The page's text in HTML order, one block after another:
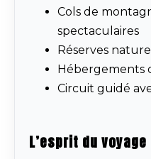
Cols de
spectaculaires
Réserves
Hébergements
Circuit guidé
L’esprit du voyage